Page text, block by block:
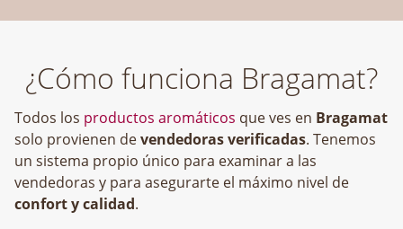
¿Cómo funciona Bragamat?
Todos los productos aromáticos que ves en Bragamat
solo provienen devendedoras verificadas. Tenemos
un sistema propio único para examinar a las
vendedoras y para asegurarte el máximo nivel de
confort y calidad.